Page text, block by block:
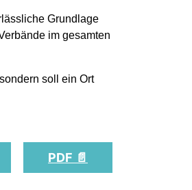
Grundlage
im gesamten
soll ein Ort
PDF 📄